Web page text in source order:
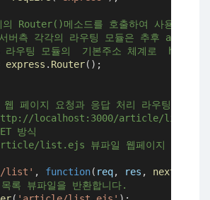
Router()메소드를 호출하여 사용자 요
버측 각각의 라우팅 모듈은 추후 app.js내
팅 모듈의  기본주소 체계로
express . Router();
페이지 요청과 응답 처리 라우팅 메소
localhost:3000/article/list
방식
list.ejs 뷰파일 웹페이지 내용
list' , function( req, res , next
록 뷰파일을 반환합니다.